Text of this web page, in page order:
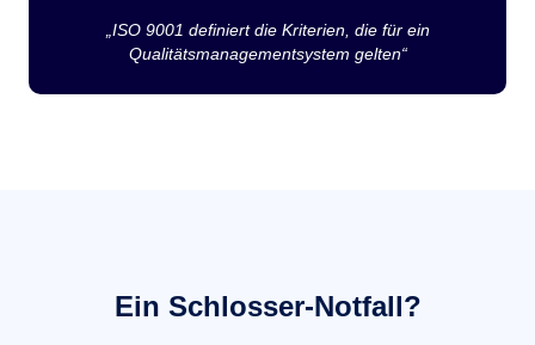
„ISO 9001 definiert die Kriterien, die für ein
Qualitätsmanagementsystem gelten“
Ein Schlosser-Notfall?